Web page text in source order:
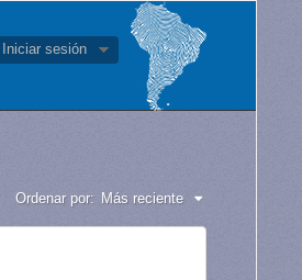
Iniciar sesión
Ordenar por: Más reciente